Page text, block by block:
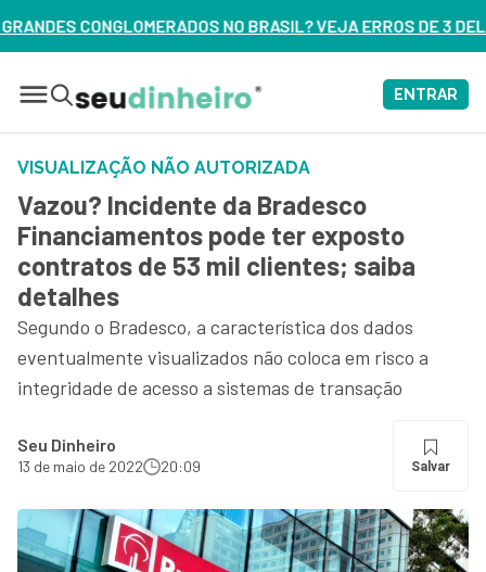
BRASIL? VEJA ERROS DE 3 DELES – ASSISTA AGORA
ENTRAR
VISUALIZAÇÃO NÃO AUTORIZADA
Vazou? Incidente da Bradesco
Financiamentos pode ter exposto
contratos de 53 mil clientes; saiba
detalhes
Segundo o Bradesco, a característica dos dados
eventualmente visualizados não coloca em risco a
integridade de acesso a sistemas de transação
Seu Dinheiro
13 de maio de 2022 20:09 Salvar